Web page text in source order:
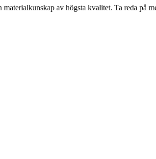
av högsta kvalitet. Ta reda på